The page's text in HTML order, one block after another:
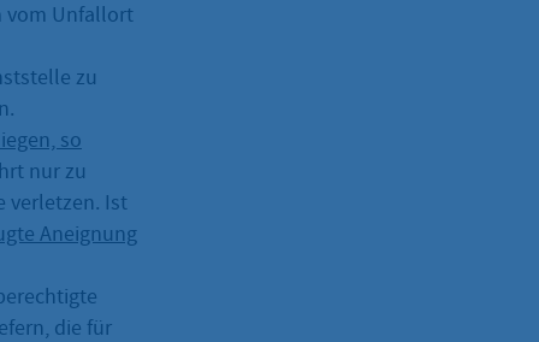
vom Unfallort
zu
so
nur zu
verletzen. Ist
Aneignung
die für